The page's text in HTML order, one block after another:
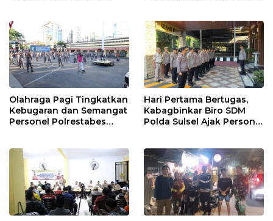
Olahraga Pagi Tingkatkan
Kebugaran dan Semangat
Personel Polrestabes
Hari Pertama Bertugas,
Kabagbinkar Biro SDM
Polda Sulsel Ajak Personel